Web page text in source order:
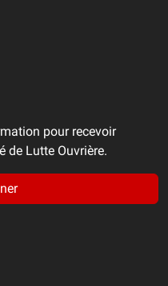
pour recevoir
de Lutte Ouvrière.